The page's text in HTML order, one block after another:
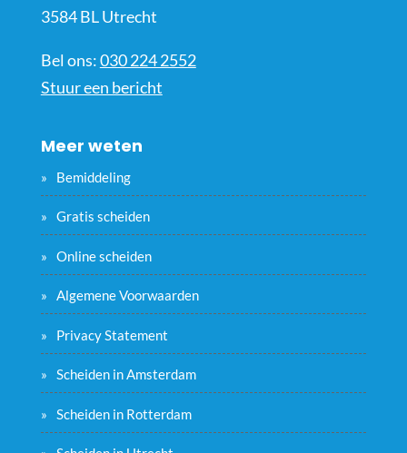
3584 BL Utrecht
Bel ons:030 224 2552
Stuur een bericht
Meer weten
Bemiddeling
Gratis scheiden
Online scheiden
Algemene Voorwaarden
Privacy Statement
Scheiden in Amsterdam
Scheiden in Rotterdam